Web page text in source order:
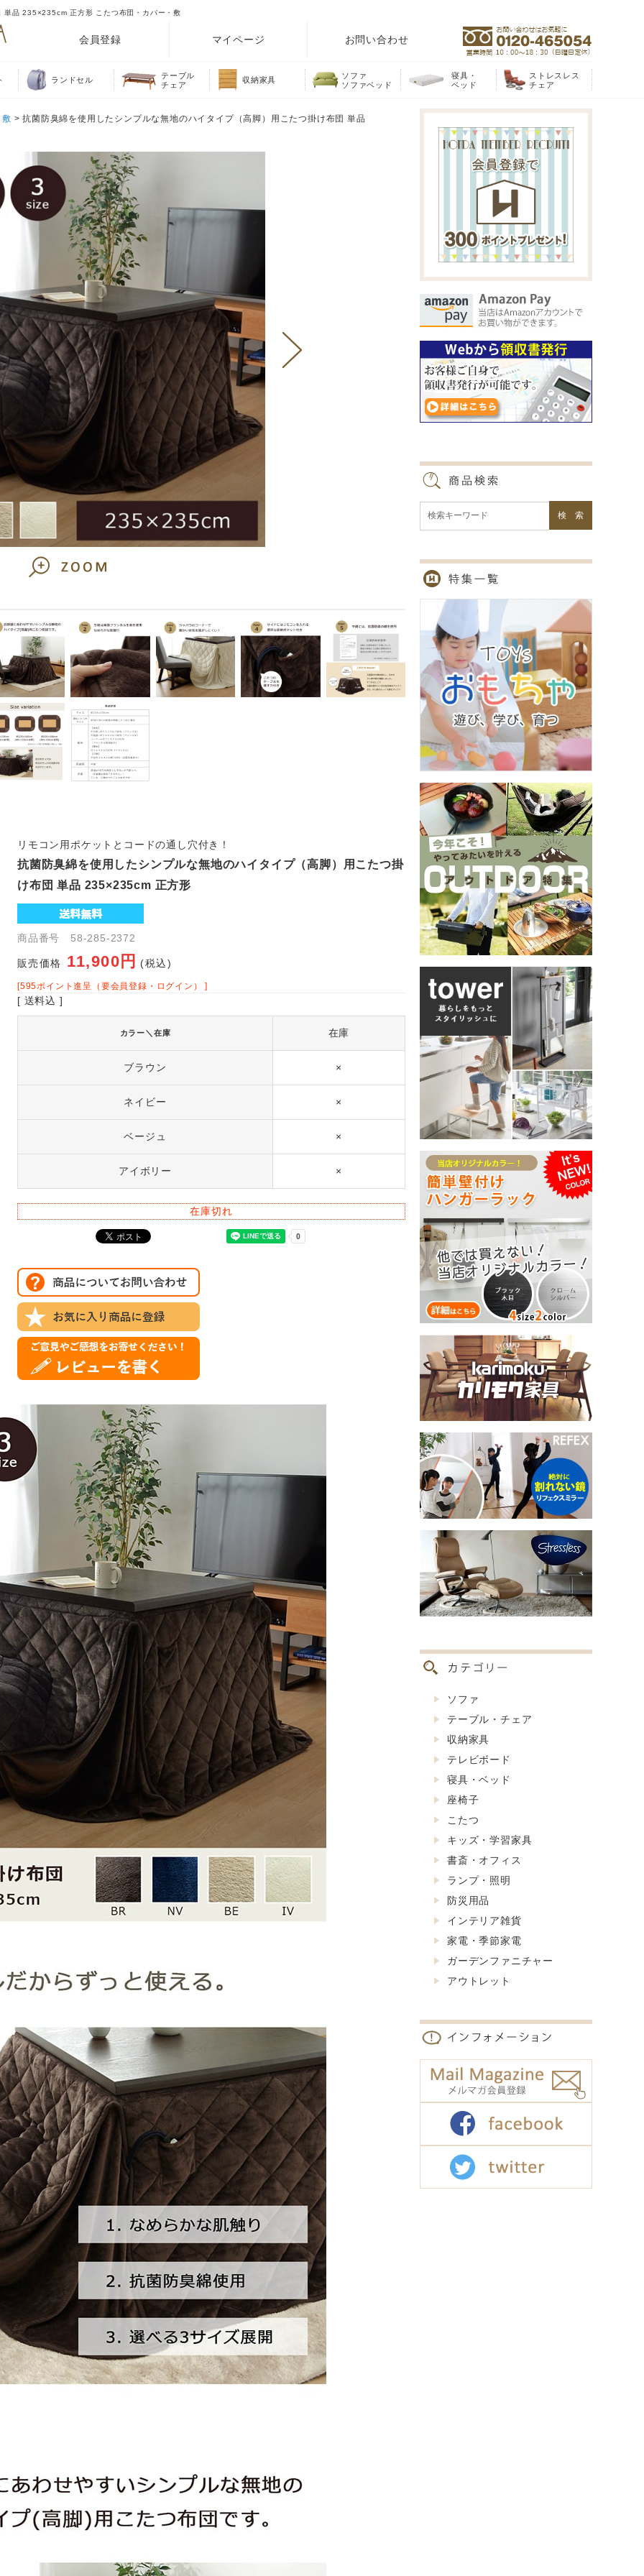
単品 235×235cm 正方形 こたつ布団・カバー・敷
会員登録 マイページ お問い合わせ
ランドセル
テーブル
チェア
収納家具
ソファ
ソファベッド
寝具・
ベッド
ストレスレス
チェア
敷 > 抗菌防臭綿を使用したシンプルな無地のハイタイプ（高脚）用こたつ掛け布団 単品
リモコン用ポケットとコードの通し穴付き！
抗菌防臭綿を使用したシンプルな無地のハイタイプ（高脚）用こたつ掛
け布団 単品 235×235cm 正方形
商品番号 58-285-2372
販売価格 11,900円 (税込)
[595ポイント進呈（要会員登録・ログイン） ]
[ 送料込 ]
カラー＼在庫 在庫
ブラウン ×
ネイビー ×
ベージュ ×
アイボリー ×
在庫切れ
ソファ
テーブル・チェア
収納家具
テレビボード
寝具・ベッド
座椅子
こたつ
キッズ・学習家具
書斎・オフィス
ランプ・照明
防災用品
インテリア雑貨
家電・季節家電
ガーデンファニチャー
アウトレット